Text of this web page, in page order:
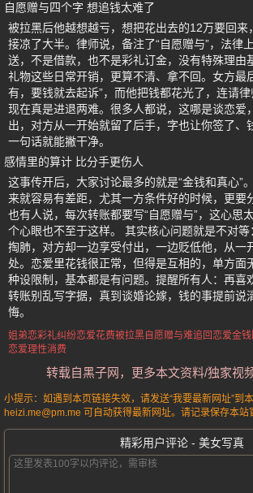
自愿赠与四个字 想追钱太难了
被拉黑后他越想越亏，想把花出去的12万要回来
接凉了大半。律师说，备注了“自愿赠与”，法律
送，不是借款，也不是彩礼订金，没有特殊理由
礼物这些日常开销，更算不清、拿不回。女方最
有，要钱就去起诉”，而他把钱都花光了，连请律
现在真是进退两难。很多人都说，这哪是谈恋爱
出，对方从一开始就留了后手，字也让你签了、
一句话就能撇干净。
感情里的算计 比分手更伤人
这事传开后，大家讨论最多的就是“金钱和真心”
来就容易有差距，尤其一方条件好的时候，更要
也有人说，每次转账都要写“自愿赠与”，这心思
个心眼也不至于这样。 其实核心问题就是不对
掏肺，对方却一边享受付出，一边贬低他，从一
处。恋爱里花钱很正常，但得是互相的，单方面
种设限制，基本都是有问题。提醒所有人：再喜
转账别乱写字据，真到谈婚论嫁，钱的事提前说
悔。
姐弟恋彩礼纠纷恋爱花费被拉黑 自愿赠与难追回 恋爱金
恋爱理性消费
转载自黑子网，更多本文资料/独家视
小提示：如遇到本页链接失效，请发送“我要最新网址”到
heizi.me@pm.me 可自动获得最新网址。请记录保存本站
精彩用户评论 - 美女写真